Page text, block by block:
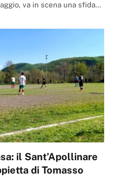
va in scena una sfida…
il Sant’Apollinare
di Tomasso